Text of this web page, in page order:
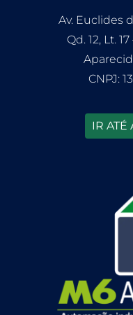
Av. Euclides
Qd. 12, Lt.
CNPJ:
IR ATÉ